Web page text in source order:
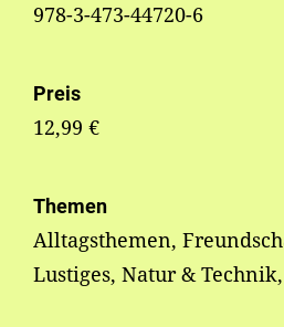
978-3-473-44720-6
Preis
12,99 €
Themen
Alltagsthemen,
Lustiges, Natur &